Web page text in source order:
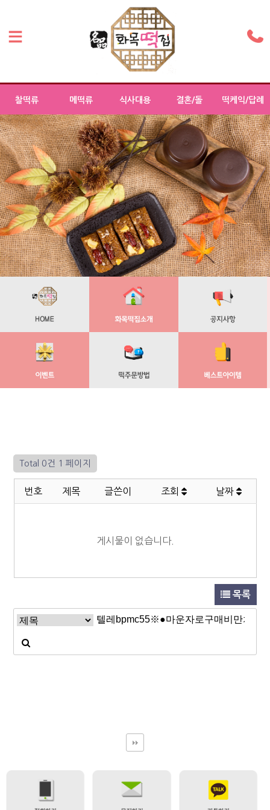
찰떡류 메떡류 식사대용 결혼/돌 떡케익/답례
Total 0건 1 페이지
번호 제목 글쓴이 조회 날짜
게시물이 없습니다.
목록